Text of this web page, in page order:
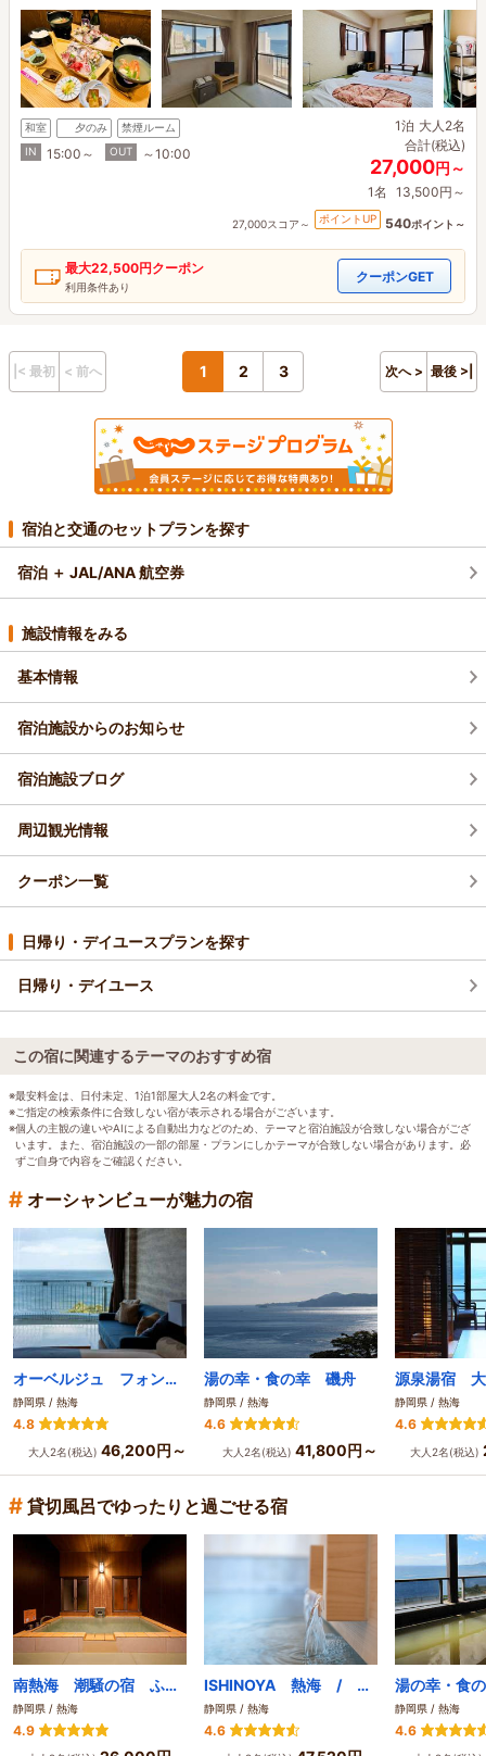
和室 夕のみ
禁煙ルーム
IN
15:00～ OUT ～10:00
1泊 大人2名
合計(税込)
27,000円～
1名 13,500円～
27,000スコア～ ポイントUP 540ポイント～
最大22,500円クーポン
利用条件あり
クーポンGET
|< 最初 < 前へ 1 2 3 次へ > 最後 >|
宿泊と交通のセットプランを探す
宿泊 ＋ JAL/ANA 航空券
施設情報をみる
基本情報
宿泊施設からのお知らせ
宿泊施設ブログ
周辺観光情報
クーポン一覧
日帰り・デイユースプランを探す
日帰り・デイユース
この宿に関連するテーマのおすすめ宿
※最安料金は、日付未定、1泊1部屋大人2名の料金です。
※ご指定の検索条件に合致しない宿が表示される場合がございます。
※個人の主観の違いやAIによる自動出力などのため、テーマと宿泊施設が合致しない場合がござ
います。また、宿泊施設の一部の部屋・プランにしかテーマが合致しない場合があります。必
ずご自身で内容をご確認ください。
# オーシャンビューが魅力の宿
オーベルジュ フォンテーヌブロー熱海
静岡県 / 熱海
4.8
大人2名(税込) 46,200円～
湯の幸・食の幸 磯舟
静岡県 / 熱海
4.6
大人2名(税込) 41,800円～
静岡県 / 熱海
4.6
大人2名(税込)
# 貸切風呂でゆったりと過ごせる宿
南熱海 潮騒の宿 ふじま
静岡県 / 熱海
4.9
ISHINOYA 熱海 / 石のや 熱海
静岡県 / 熱海
4.6
湯の幸・食
静岡県 / 熱海
4.6